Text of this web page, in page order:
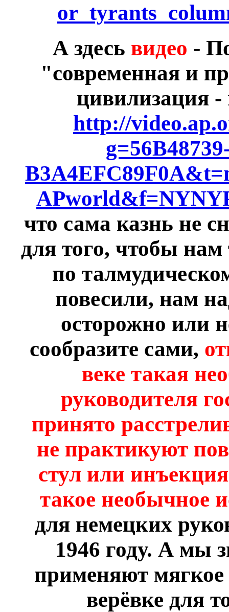
А здесь видео -
"современная и
цивилизация -
http://
что сама казнь не
для того, чтобы нам
по
повесили, нам
осторожно или
сообразите сами,
веке такая
руководителя
принято
не практикуют
стул или
такое необычное
для немецких
1946 году. А мы
применяют
верёвке для